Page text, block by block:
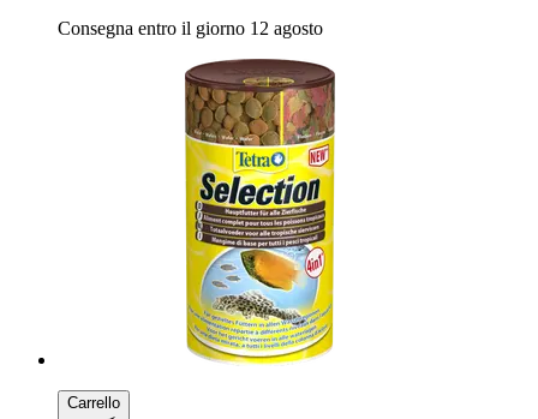
Consegna entro il giorno 12 agosto
Carrello